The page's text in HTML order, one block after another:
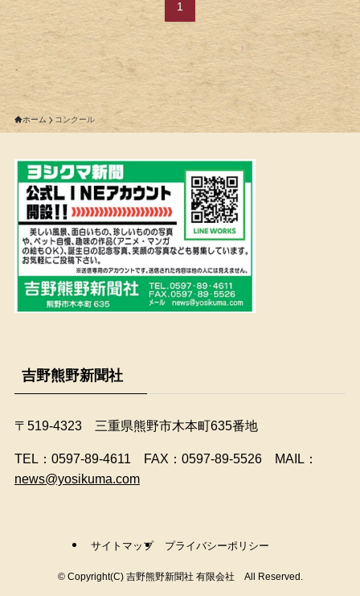
1
ホーム コンクール
吉野熊野新聞社
〒519-4323 三重県熊野市木本町635番地
​TEL：0597-89-4611 FAX：0597-89-5526 MAIL：
news@yosikuma.com
サイトマップ プライバシーポリシー
©Copyright(C) 吉野熊野新聞社 有限会社 All Reserved.